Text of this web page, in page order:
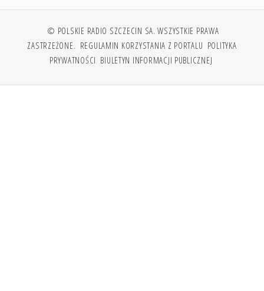
© POLSKIE RADIO SZCZECIN SA. WSZYSTKIE PRAWA
ZASTRZEŻONE. REGULAMIN KORZYSTANIA Z PORTALU POLITYKA
PRYWATNOŚCI BIULETYN INFORMACJI PUBLICZNEJ